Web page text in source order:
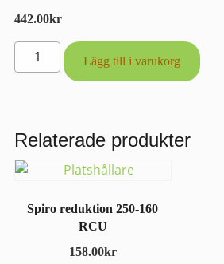
442.00kr
Spiroböj
250
BU
mängd
Lägg till i varukorg
Relaterade produkter
Spiro reduktion 250-160
RCU
158.00kr